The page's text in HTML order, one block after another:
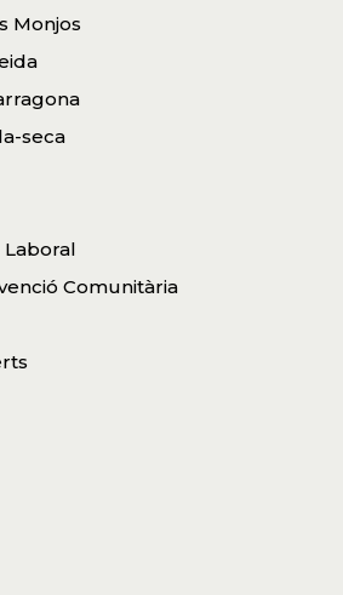
Monjos
seca
Comunitària